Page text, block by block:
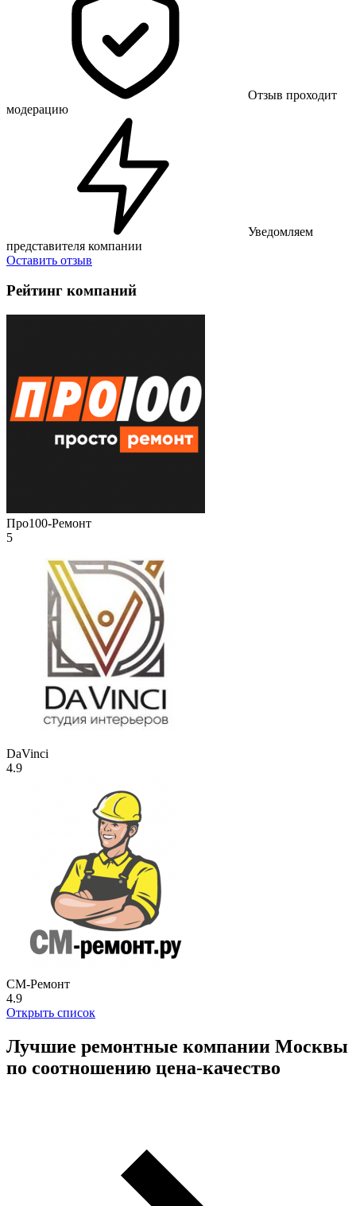
Отзыв проходит
модерацию
Уведомляем
представителя компании
Оставить отзыв
Рейтинг компаний
Про100-Ремонт
5
DaVinci
4.9
СМ-Ремонт
4.9
Открыть список
Лучшие ремонтные компании Москвы
по соотношению цена-качество